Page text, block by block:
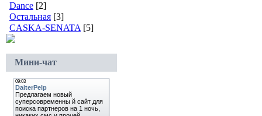
Dance [2]
Остальная [3]
CASKA-SENATA [5]
Мини-чат